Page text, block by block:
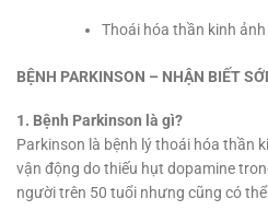
Thoái hóa thần kinh
BỆNH PARKINSON – NHẬN BIẾT
1. Bệnh Parkinson là gì?
Parkinson là bệnh lý thoái hóa thần
vận động do thiếu hụt dopamine
người trên 50 tuổi nhưng cũng có